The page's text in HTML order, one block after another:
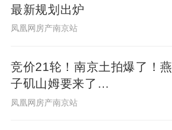
最新规划出炉
凤凰网房产南京站
竞价21轮！南京土拍爆了！燕
子矶山姆要来了…
凤凰网房产南京站